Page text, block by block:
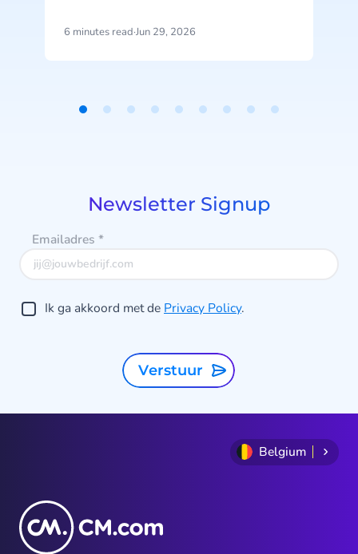
6 minutes read·Jun 29, 2026
Newsletter Signup
Emailadres *
Ik ga akkoord met de Privacy Policy.
Verstuur
Belgium